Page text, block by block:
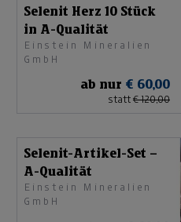
Selenit Herz 10 Stück
in A-Qualität
Einstein Mineralien
GmbH
ab nur € 60,00
statt € 120,00
Selenit-Artikel-Set –
A-Qualität
Einstein Mineralien
GmbH